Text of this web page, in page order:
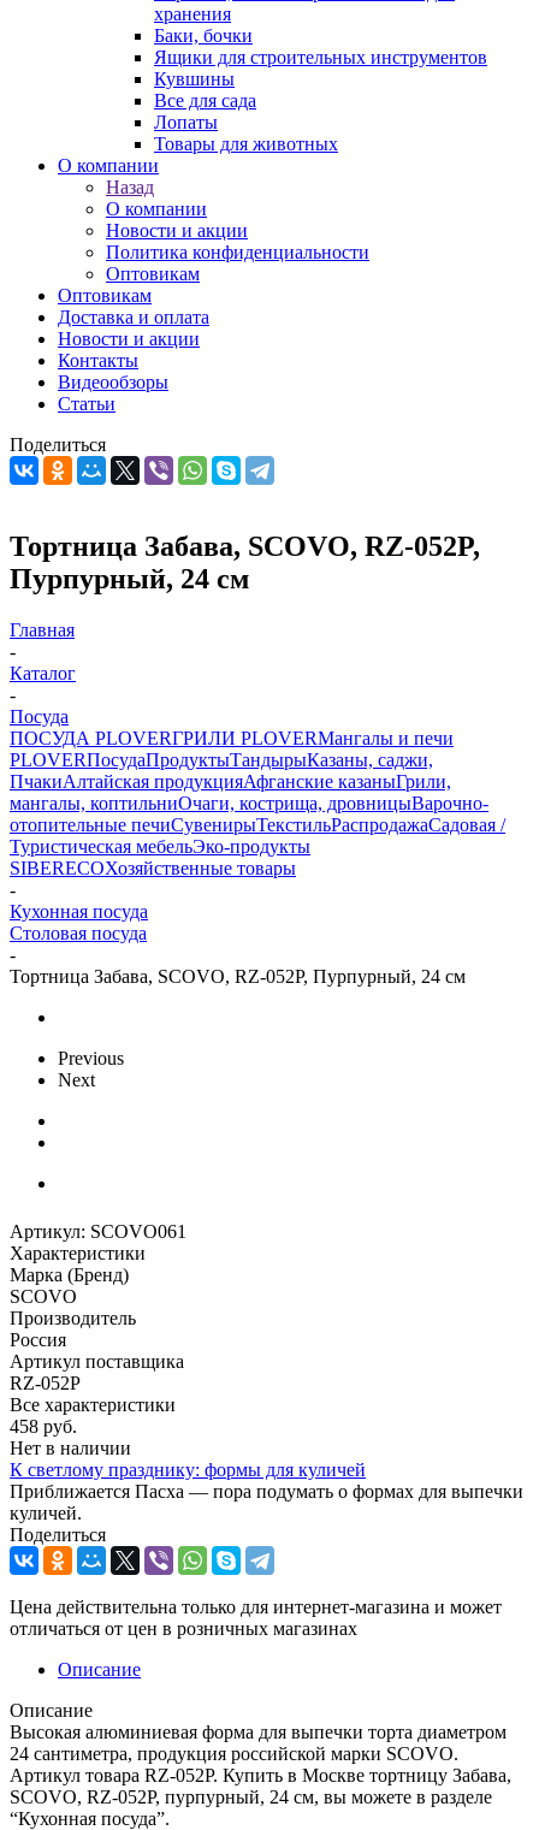
хранения
Баки, бочки
Ящики для строительных инструментов
Кувшины
Все для сада
Лопаты
Товары для животных
О компании
Назад
О компании
Новости и акции
Политика конфиденциальности
Оптовикам
Оптовикам
Доставка и оплата
Новости и акции
Контакты
Видеообзоры
Статьи
Поделиться
Тортница Забава, SCOVO, RZ-052P,
Пурпурный, 24 см
Главная
-
Каталог
-
Посуда
ПОСУДА PLOVERГРИЛИ PLOVERМангалы и печи
PLOVERПосудаПродуктыТандырыКазаны, саджи,
ПчакиАлтайская продукцияАфганские казаныГрили,
мангалы, коптильниОчаги, кострища, дровницыВарочно-
отопительные печиСувенирыТекстильРаспродажаСадовая /
Туристическая мебельЭко-продукты
SIBERECOХозяйственные товары
-
Кухонная посуда
Столовая посуда
-
Тортница Забава, SCOVO, RZ-052P, Пурпурный, 24 см
Previous
Next
Артикул: SCOVO061
Характеристики
Марка (Бренд)
SCOVO
Производитель
Россия
Артикул поставщика
RZ-052P
Все характеристики
458 руб.
Нет в наличии
К светлому празднику: формы для куличей
Приближается Пасха — пора подумать о формах для выпечки
куличей.
Поделиться
Цена действительна только для интернет-магазина и может
отличаться от цен в розничных магазинах
Описание
Описание
Высокая алюминиевая форма для выпечки торта диаметром
24 сантиметра, продукция российской марки SCOVO.
Артикул товара RZ-052P. Купить в Москве тортницу Забава,
SCOVO, RZ-052P, пурпурный, 24 см, вы можете в разделе
“Кухонная посуда”.